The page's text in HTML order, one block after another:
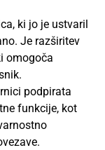
ki jo je ustvaril
Je razširitev
omogoča
podpirata
funkcije, kot